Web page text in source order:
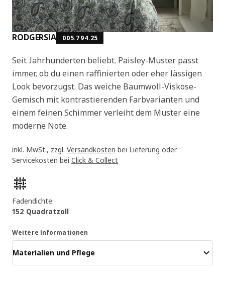
RODGERSIA 005.794.25
Seit Jahrhunderten beliebt. Paisley-Muster passt
immer, ob du einen raffinierten oder eher lässigen
Look bevorzugst. Das weiche Baumwoll-Viskose-
Gemisch mit kontrastierenden Farbvarianten und
einem feinen Schimmer verleiht dem Muster eine
moderne Note.
inkl. MwSt., zzgl. Versandkosten bei Lieferung oder
Servicekosten bei Click & Collect
Produktmerkmale
Fadendichte:
152 Quadratzoll
Weitere Informationen
Materialien und Pflege